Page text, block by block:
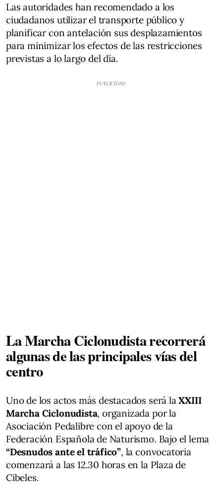
Las autoridades han recomendado a los
ciudadanos utilizar el transporte público y
planificar con antelación sus desplazamientos
para minimizar los efectos de las restricciones
previstas a lo largo del día.
La Marcha Ciclonudista recorrerá
algunas de las principales vías del
centro
Uno de los actos más destacados será laXXIII
Marcha Ciclonudista, organizada por la
Asociación Pedalibre con el apoyo de la
Federación Española de Naturismo. Bajo el lema
“Desnudos ante el tráfico”, la convocatoria
comenzará a las 12.30 horas en la Plaza de
Cibeles.